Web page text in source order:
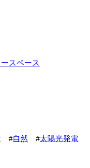
スペース
#自然 #太陽光発電